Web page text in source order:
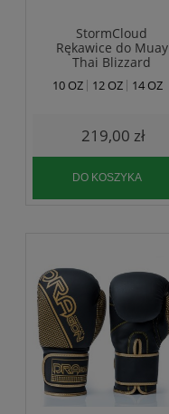
StormCloud
Rękawice do Muay
Thai Blizzard
Monstercloud
Czarne
10 OZ 12 OZ 14 OZ
219,00 zł
DO KOSZYKA